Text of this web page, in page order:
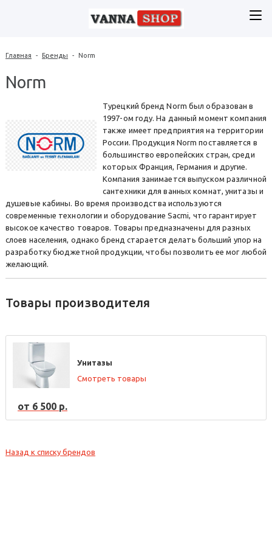
Главная - Бренды - Norm
Norm
Турецкий бренд Norm был образован в
1997-ом году. На данный момент компания
также имеет предприятия на территории
России. Продукция Norm поставляется в
большинство европейских стран, среди
которых Франция, Германия и другие.
Компания занимается выпуском различной
сантехники для ванных комнат, унитазы и
душевые кабины. Во время производства используются
современные технологии и оборудование Sacmi, что гарантирует
высокое качество товаров. Товары предназначены для разных
слоев населения, однако бренд старается делать больший упор на
разработку бюджетной продукции, чтобы позволить ее мог любой
желающий.
Товары производителя
Унитазы
Смотреть товары
от 6 500 р.
Назад к списку брендов